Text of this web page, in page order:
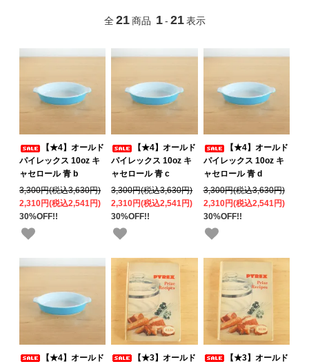
全 21 商品 1 - 21 表示
【★4】オールド
パイレックス 10oz キ
ャセロール 青 b
3,300円(税込3,630円)
2,310円(税込2,541円)
30%OFF!!
【★4】オールド
パイレックス 10oz キ
ャセロール 青 c
3,300円(税込3,630円)
2,310円(税込2,541円)
30%OFF!!
【★4】オールド
パイレックス 10oz キ
ャセロール 青 d
3,300円(税込3,630円)
2,310円(税込2,541円)
30%OFF!!
【★4】オールド
【★3】オールド
【★3】オールド